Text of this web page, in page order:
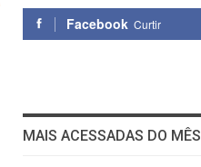
Facebook Curtir
MAIS ACESSADAS DO MÊS